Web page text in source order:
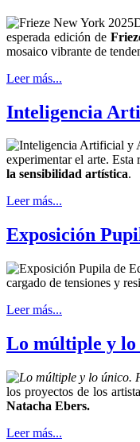
esperada edición de
mosaico vibrante de
Leer más...
Inteligencia
experimentar el arte. Esta
la sensibilidad artística.
Leer más...
Exposición
cargado de tensiones y
Leer más...
Lo múltiple y lo
los proyectos de los
Natacha Ebers.
Leer más...